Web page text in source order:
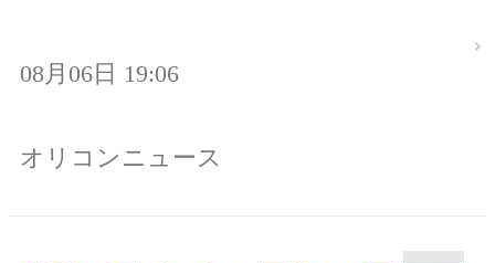
08月06日 19:06
オリコンニュース